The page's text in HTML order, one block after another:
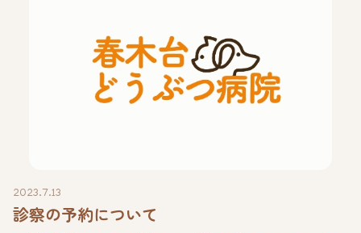
2023.7.13
診察の予約について